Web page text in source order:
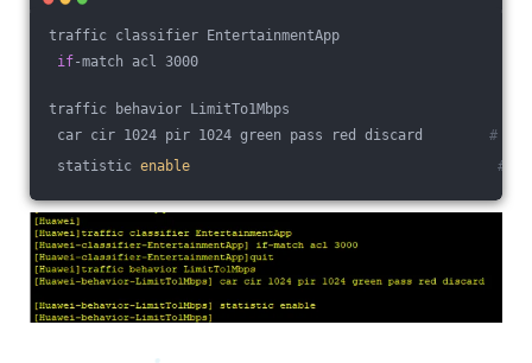
traffic classifier EntertainmentApp
if-match acl 3000
traffic behavior LimitTo1Mbps
car cir 1024 pir 1024 green pass red discard # 承
statistic enable # 开